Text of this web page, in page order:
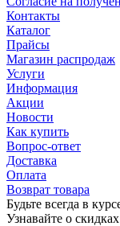
Контакты
Каталог
Прайсы
Магазин распродаж
Услуги
Информация
Акции
Новости
Как купить
Вопрос-ответ
Доставка
Оплата
Возврат товара
Будьте всегда в
Узнавайте о